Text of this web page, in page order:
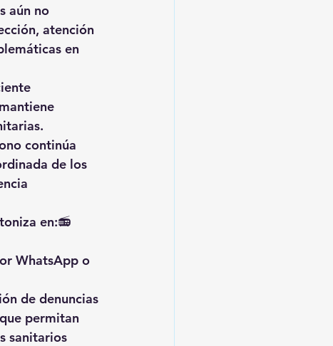
aún no
atención
en
continúa
de los
en:📻
WhatsApp o
de denuncias
permitan
sanitarios